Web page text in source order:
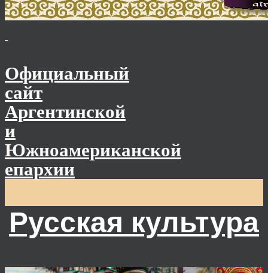
Официальный
сайт
Аргентинской
и
Южноамериканской
епархии
Русская культура